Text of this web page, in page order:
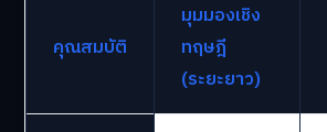
คุณสมบัติ
มุมมองเชิง
ทฤษฎี
(ระยะยาว)